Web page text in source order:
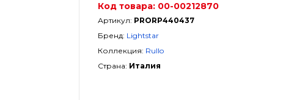
Код товара: 00-00212870
Артикул: PRORP440437
Бренд: Lightstar
Коллекция: Rullo
Страна: Италия